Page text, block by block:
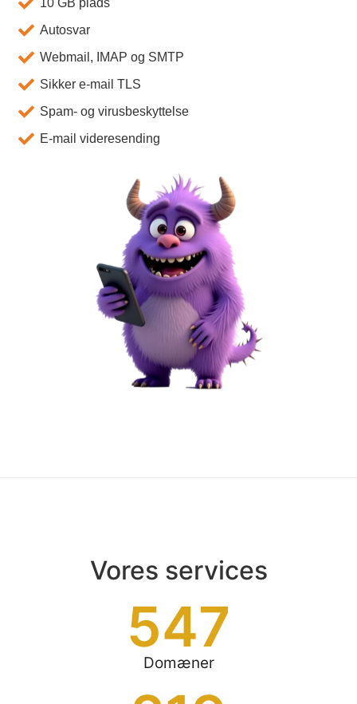
10 GB plads
Autosvar
Webmail, IMAP og SMTP
Sikker e-mail TLS
Spam- og virusbeskyttelse
E-mail videresending
Vores services
Domæner
547